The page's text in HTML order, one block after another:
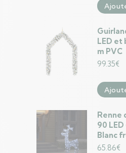
LED et
m PVC
99.35€
Renne
90
Blanc
65.86€